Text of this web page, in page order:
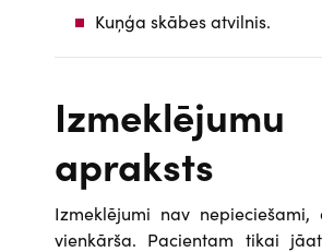
Kuņģa skābes atvilnis.
Izmeklējumu
apraksts
Izmeklējumi nav
vienkārša. Pacientam tikai